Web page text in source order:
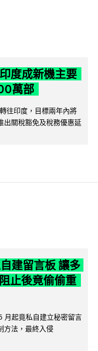
度成新機主要
萬部
往印度，目標兩年內將
出關稅豁免及稅務優惠延
建留言板 讓多
止後竟偷偷重
月起竟私自建立秘密留言
方法，最終入侵